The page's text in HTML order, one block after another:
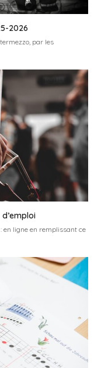
2026
par les
en ligne en remplissant ce